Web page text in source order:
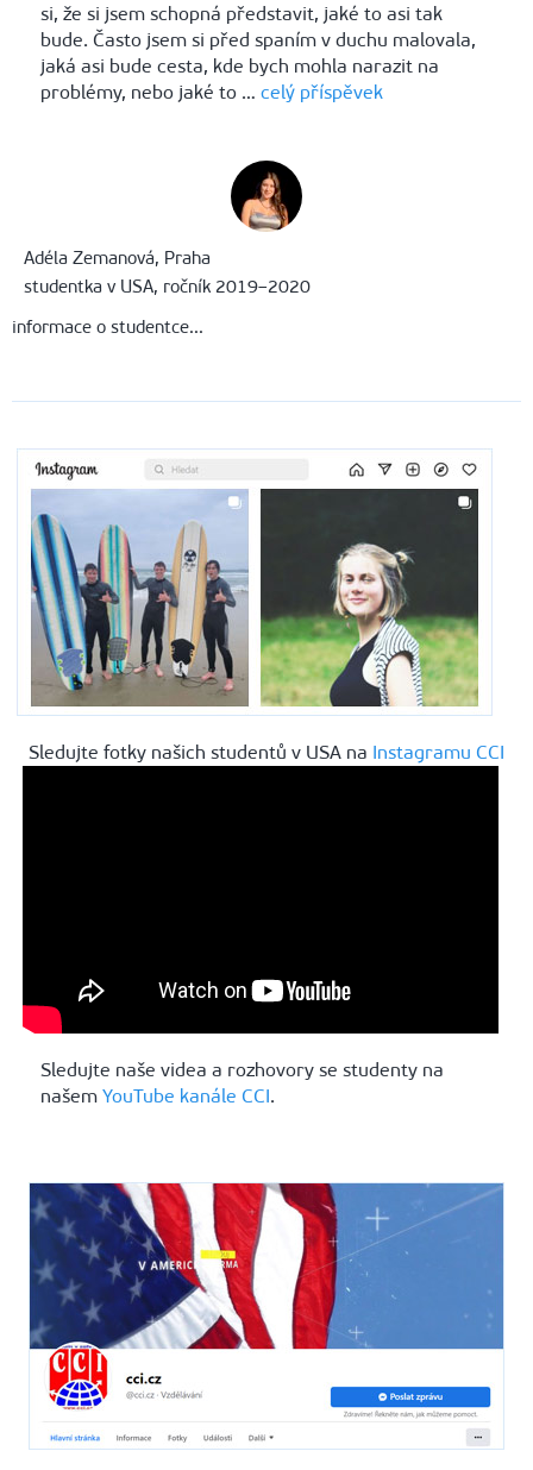
si, že si jsem schopná představit, jaké to asi tak
bude. Často jsem si před spaním v duchu malovala,
jaká asi bude cesta, kde bych mohla narazit na
problémy, nebo jaké to … celý příspěvek
Adéla Zemanová, Praha
studentka v USA, ročník 2019–2020
informace o studentce...
Sledujte fotky našich studentů v USA na Instagramu CCI
Sledujte naše videa a rozhovory se studenty na
našem YouTube kanále CCI.